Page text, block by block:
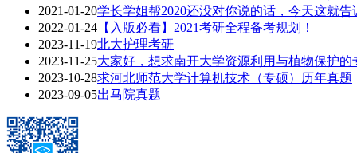
2021-01-20学长学姐帮2020还没对你说的话，今天这就告
2022-01-24 【入版必看】2021考研全程备考规划！
2023-11-19北大护理考研
2023-11-25大家好，想求南开大学资源利用与植物保护的
2023-10-28求河北师范大学计算机技术（专硕）历年真题
2023-09-05出马院真题